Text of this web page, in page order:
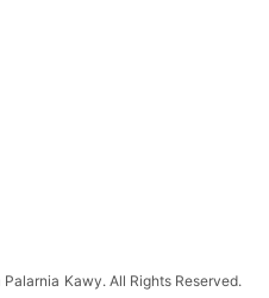
Kawy. All Rights Reserved.